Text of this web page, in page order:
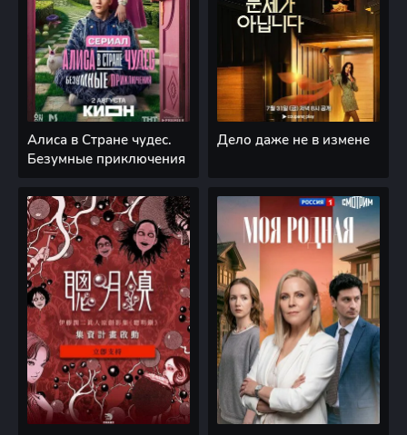
Алиса в Стране чудес.
Безумные приключения
Дело даже не в измене